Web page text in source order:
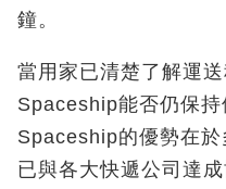
鐘。
當用家已清楚了解運
Spaceship能否仍保持
Spaceship的優勢在
已與各大快遞公司達